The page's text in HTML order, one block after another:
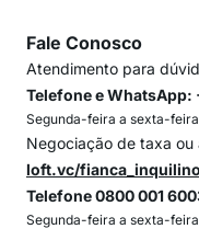
Fale Conosco
Atendimento para
Telefone e WhatsApp:
Segunda-feira a sexta-
Negociação de taxa ou
loft.vc/
Telefone 0800 001
Segunda-feira a sexta-